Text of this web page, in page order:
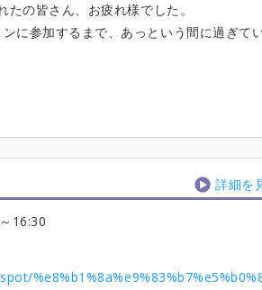
の皆さん、お疲れ様でした。
に参加するまで、あっという間に過ぎて
詳細を
～16:30